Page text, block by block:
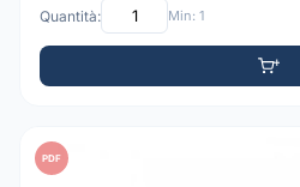
Quantità: Min: 1
PDF